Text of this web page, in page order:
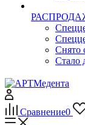
Снято
Стало
Сравнение0